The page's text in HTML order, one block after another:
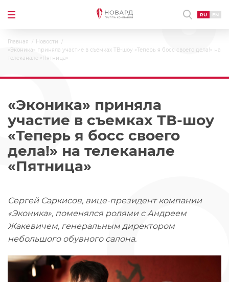
RU EN
Главная
Новости
«Эконика» приняла участие в съемках ТВ-шоу «Теперь я босс своего дела!» на
телеканале «Пятница»
«Эконика» приняла
участие в съемках ТВ-шоу
«Теперь я босс своего
дела!» на телеканале
«Пятница»
Сергей Саркисов, вице-президент компании
«Эконика», поменялся ролями с Андреем
Жакевичем, генеральным директором
небольшого обувного салона.